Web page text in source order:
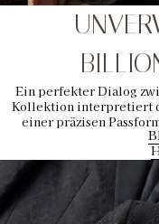
Ein perfekter Dialog
Kollektion interpretiert
einer präzisen